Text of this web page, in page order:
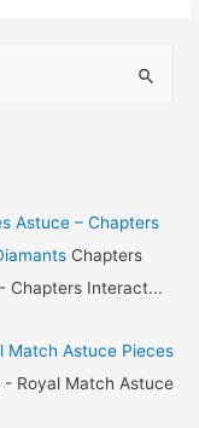
Astuce – Chapters
Chapters
Chapters Interact...
Match Astuce Pieces
Royal Match Astuce